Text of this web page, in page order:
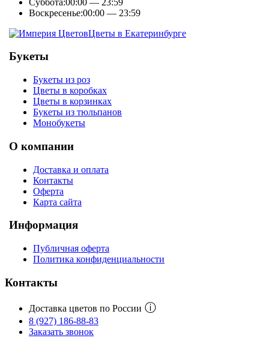
Воскресенье:00:00 — 23:59
Цветы в Екатеринбурге
Букеты
Букеты из роз
Цветы в коробках
Цветы в корзинках
Букеты из тюльпанов
Монобукеты
О компании
Доставка и оплата
Контакты
Оферта
Карта сайта
Информация
Публичная оферта
Политика конфиденциальности
Контакты
Доставка цветов по России ⓘ
8 (927) 186-88-83
Заказать звонок